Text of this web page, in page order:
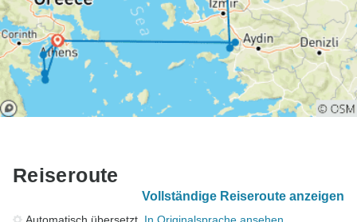
Reiseroute
Vollständige Reiseroute anzeigen